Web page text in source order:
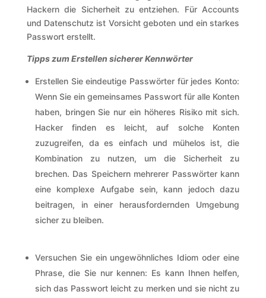
Hackern die Sicherheit zu entziehen. Für Accounts
und Datenschutz ist Vorsicht geboten und ein starkes
Passwort erstellt.
Tipps zum Erstellen sicherer Kennwörter
Erstellen Sie eindeutige Passwörter für jedes Konto:
Wenn Sie ein gemeinsames Passwort für alle Konten
haben, bringen Sie nur ein höheres Risiko mit sich.
Hacker finden es leicht, auf solche Konten
zuzugreifen, da es einfach und mühelos ist, die
Kombination zu nutzen, um die Sicherheit zu
brechen. Das Speichern mehrerer Passwörter kann
eine komplexe Aufgabe sein, kann jedoch dazu
beitragen, in einer herausfordernden Umgebung
sicher zu bleiben.
Versuchen Sie ein ungewöhnliches Idiom oder eine
Phrase, die Sie nur kennen: Es kann Ihnen helfen,
sich das Passwort leicht zu merken und sie nicht zu